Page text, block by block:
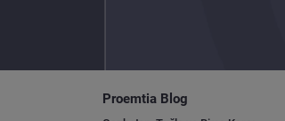
Proemtia Blog